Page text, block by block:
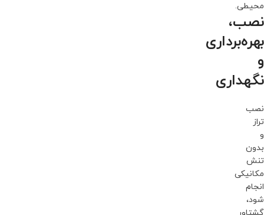
محیطی.
نصب،
بهره‌برداری
و
نگهداری
نصب
تراز
و
بدون
تنش
مکانیکی
انجام
شود،